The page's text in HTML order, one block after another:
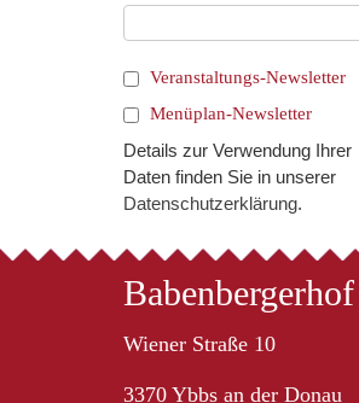
Veranstaltungs-Newsletter
Menüplan-Newsletter
Details zur Verwendung Ihrer
Daten finden Sie in unserer
Datenschutzerklärung.
Babenbergerhof
Wiener Straße 10
3370 Ybbs an der Donau